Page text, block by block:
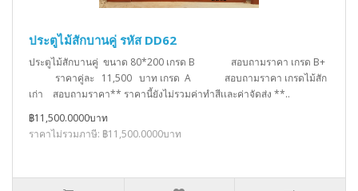
ประตูไม้สักบานคู่ รหัส DD62
ประตูไม้สักบานคู่ ขนาด 80*200 เกรด B สอบถามราคา เกรด B+
ราคาคู่ละ 11,500 บาท เกรด A สอบถามราคา เกรดไม้สัก
เก่า สอบถามราคา** ราคานี้ยังไม่รวมค่าทำสีเเละค่าจัดส่ง **..
฿11,500.0000บาท
ราคาไม่รวมภาษี: ฿11,500.0000บาท